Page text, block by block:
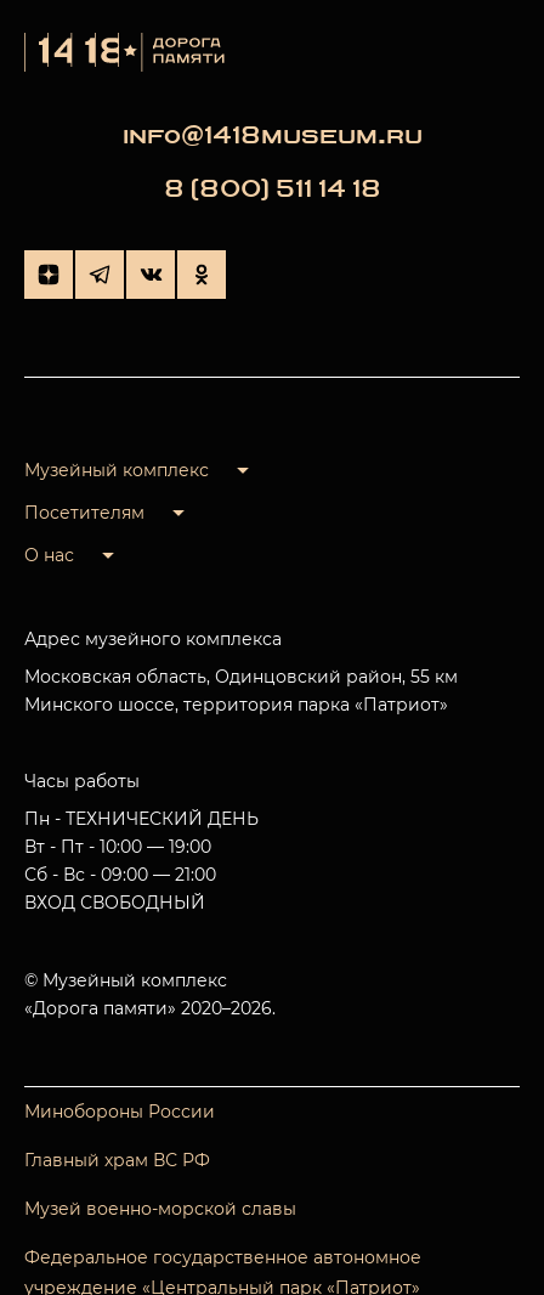
info@1418museum.ru
8 (800) 511 14 18
Музейный комплекс
Посетителям
О нас
Адрес музейного комплекса
Московская область, Одинцовский район, 55 км
Минского шоссе, территория парка «Патриот»
Часы работы
Пн - ТЕХНИЧЕСКИЙ ДЕНЬ
Вт - Пт - 10:00 — 19:00
Сб - Вс - 09:00 — 21:00
ВХОД СВОБОДНЫЙ
© Музейный комплекс
«Дорога памяти» 2020–2026.
Минобороны России
Главный храм ВС РФ
Музей военно-морской славы
Федеральное государственное автономное
учреждение «Центральный парк «Патриот»